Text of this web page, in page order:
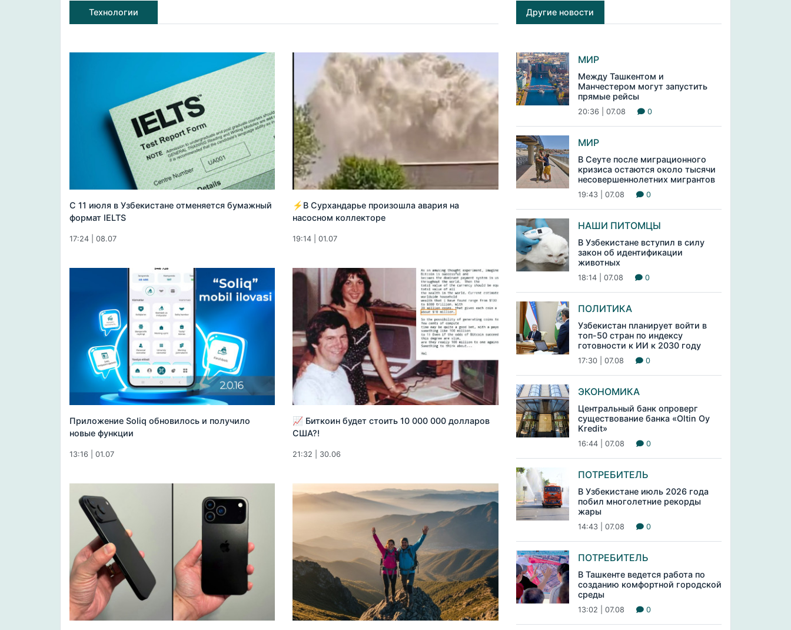
Технологии
С 11 июля в Узбекистане отменяется бумажный
формат IELTS
17:24 | 08.07
⚡️В Сурхандарье произошла авария на
насосном коллекторе
19:14 | 01.07
Приложение Soliq обновилось и получило
новые функции
13:16 | 01.07
📈 Биткоин будет стоить 10 000 000 долларов
США?!
21:32 | 30.06
Другие новости
МИР
Между Ташкентом и
Манчестером могут запустить
прямые рейсы
20:36 | 07.08 0
МИР
В Сеуте после миграционного
кризиса остаются около тысячи
несовершеннолетних мигрантов
19:43 | 07.08 0
НАШИ ПИТОМЦЫ
В Узбекистане вступил в силу
закон об идентификации
животных
18:14 | 07.08 0
ПОЛИТИКА
Узбекистан планирует войти в
топ-50 стран по индексу
готовности к ИИ к 2030 году
17:30 | 07.08 0
ЭКОНОМИКА
Центральный банк опроверг
существование банка «Oltin Oy
Kredit»
16:44 | 07.08 0
ПОТРЕБИТЕЛЬ
В Узбекистане июль 2026 года
побил многолетние рекорды
жары
14:43 | 07.08 0
ПОТРЕБИТЕЛЬ
В Ташкенте ведется работа по
созданию комфортной городской
среды
13:02 | 07.08 0